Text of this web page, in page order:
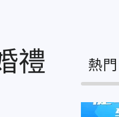
禮
熱門